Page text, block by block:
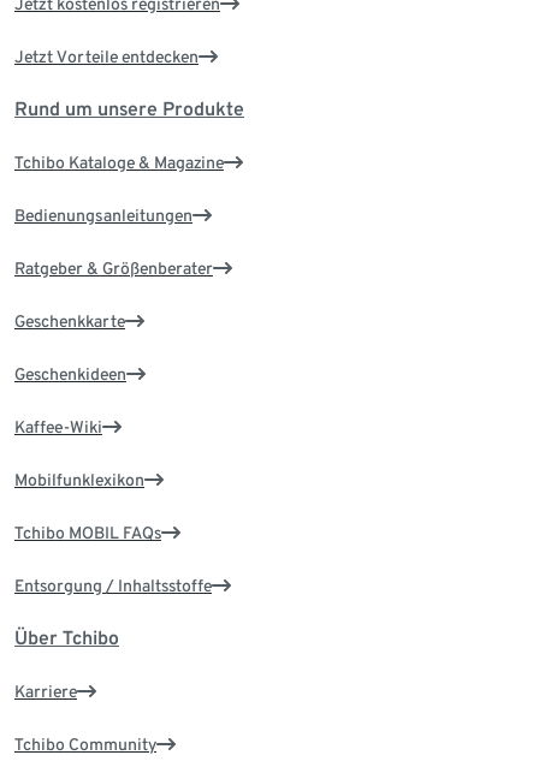
Jetzt Vorteile entdecken
Rund um unsere Produkte
Tchibo Kataloge & Magazine
Bedienungsanleitungen
Ratgeber & Größenberater
Geschenkkarte
Geschenkideen
Kaffee-Wiki
Mobilfunklexikon
Tchibo MOBIL FAQs
Entsorgung / Inhaltsstoffe
Über Tchibo
Karriere
Tchibo Community